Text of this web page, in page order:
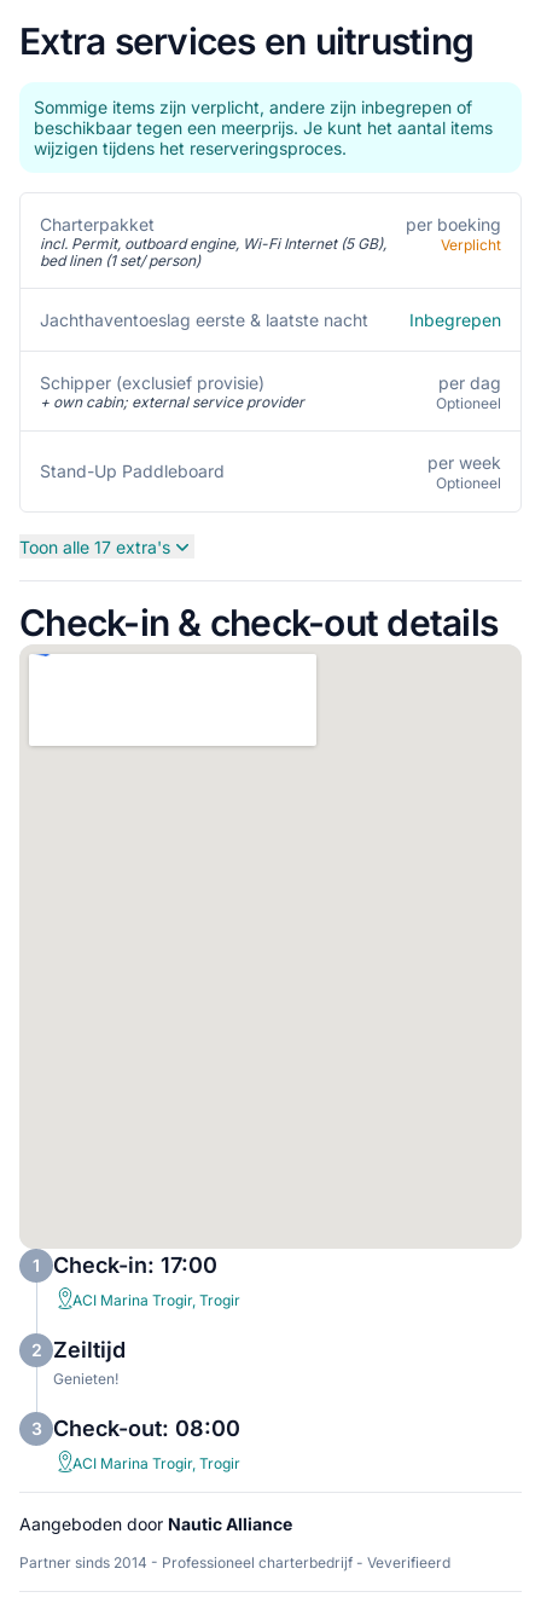
Extra services en uitrusting
Sommige items zijn verplicht, andere zijn inbegrepen of
beschikbaar tegen een meerprijs. Je kunt het aantal items
wijzigen tijdens het reserveringsproces.
Charterpakket
incl. Permit, outboard engine, Wi-Fi Internet (5 GB),
bed linen (1 set/ person)
per boeking
Verplicht
Jachthaventoeslag eerste & laatste nacht Inbegrepen
Schipper (exclusief provisie)
+ own cabin; external service provider
per dag
Optioneel
Stand-Up Paddleboard per week
Optioneel
Toon alle 17 extra's
Check-in & check-out details
1 Check-in: 17:00
ACI Marina Trogir, Trogir
2 Zeiltijd
Genieten!
3 Check-out: 08:00
ACI Marina Trogir, Trogir
Aangeboden door Nautic Alliance
Partner sinds 2014 - Professioneel charterbedrijf - Veverifieerd